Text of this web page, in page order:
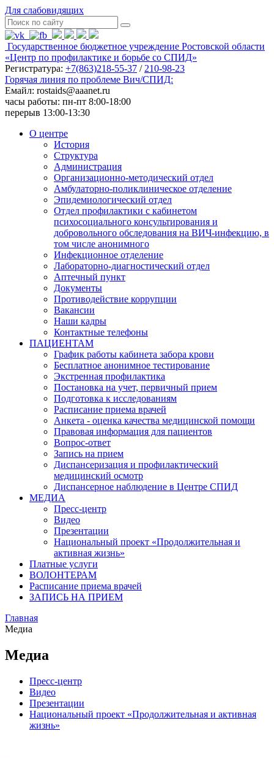
Для слабовидящих
Государственное бюджетное учреждение Ростовской области
«Центр по профилактике и борьбе со СПИД»
Регистратура: +7(863)218-55-37 / 210-98-23
Горячая линия по проблеме Вич/СПИД:
Емайл: rostaids@aaanet.ru
часы работы: пн-пт 8:00-18:00
перерыв 13:00-13:30
О центре
История
Структура
Администрация
Организационно-методический отдел
Амбулаторно-поликлиническое отделение
Эпидемиологический отдел
Отдел профилактики с кабинетом
психосоциального консультирования и
добровольного обследования на ВИЧ-инфекцию, в
том числе анонимного
Инфекционное отделение
Лабораторно-диагностический отдел
Аптечный пункт
Документы
Противодействие коррупции
Вакансии
Наши кадры
Контактные телефоны
ПАЦИЕНТАМ
График работы кабинета забора крови
Бесплатное анонимное тестирование
Экстренная профилактика
Постановка на учет, первичный прием
Подготовка к исследованиям
Расписание приема врачей
Анкета - оценка качества медицинской помощи
Правовая информация для пациентов
Вопрос-ответ
Запись на прием
Диспансеризация и профилактический
медицинский осмотр
Диспансерное наблюдение в Центре СПИД
МЕДИА
Пресс-центр
Видео
Презентации
Национальный проект «Продолжительная и
активная жизнь»
Платные услуги
ВОЛОНТЕРАМ
Расписание приема врачей
ЗАПИСЬ НА ПРИЕМ
Главная
Медиа
Медиа
Пресс-центр
Видео
Презентации
Национальный проект «Продолжительная и активная
жизнь»